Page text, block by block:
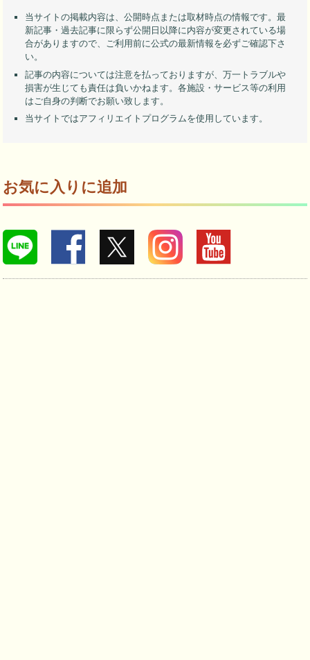
当サイトの掲載内容は、公開時点または取材時点の情報です。最
新記事・過去記事に限らず公開日以降に内容が変更されている場
合がありますので、ご利用前に公式の最新情報を必ずご確認下さ
い。
記事の内容については注意を払っておりますが、万一トラブルや
損害が生じても責任は負いかねます。各施設・サービス等の利用
はご自身の判断でお願い致します。
当サイトではアフィリエイトプログラムを使用しています。
お気に入りに追加